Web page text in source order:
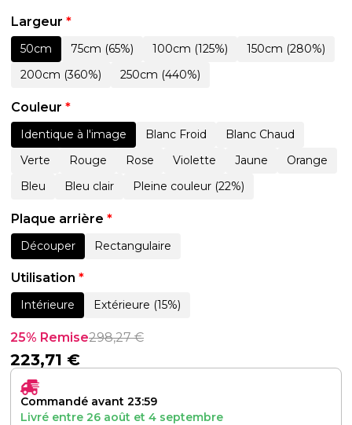
Largeur *
50cm 75cm (65%) 100cm (125%)
150cm (280%)
200cm (360%)
250cm (440%)
Couleur *
Identique à l'image Blanc Froid
Blanc Chaud
Verte
Rouge Rose Violette Jaune
Orange
Bleu
Bleu clair Pleine couleur (22%)
Plaque arrière *
Découper Rectangulaire
Utilisation *
Intérieure Extérieure (15%)
25% Remise298,27€
223,71 €
Commandé avant 23:59
Livré entre 26 août et 4 septembre